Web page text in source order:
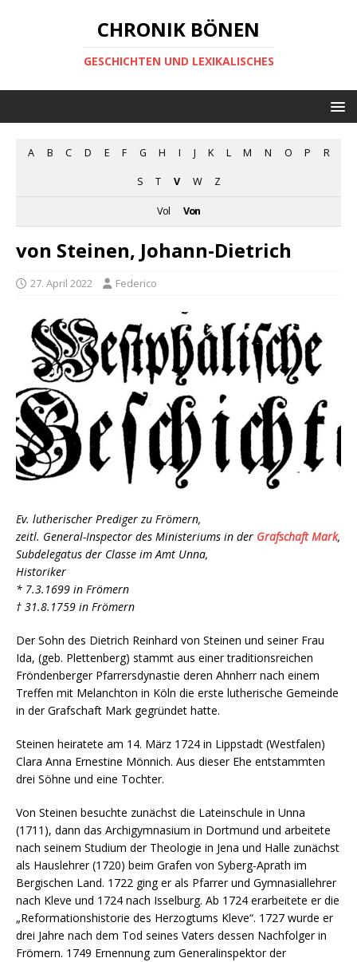
CHRONIK BÖNEN
GESCHICHTEN UND LEXIKALISCHES
A B C D E F G H I J K L M N O P R
S T V W Z
Vol Von
von Steinen, Johann-Dietrich
27. April 2022 Federico
Ev. lutherischer Prediger zu Frömern,
zeitl. General-Inspector des Ministeriums in der Grafschaft Mark,
Subdelegatus der Classe im Amt Unna,
Historiker
* 7.3.1699 in Frömern
† 31.8.1759 in Frömern
Der Sohn des Dietrich Reinhard von Steinen und seiner Frau
Ida, (geb. Plettenberg) stammt aus einer traditionsreichen
Fröndenberger Pfarrersdynastie deren Ahnherr nach einem
Treffen mit Melanchton in Köln die erste lutherische Gemeinde
in der Grafschaft Mark gegründet hatte.
Steinen heiratete am 14. März 1724 in Lippstadt (Westfalen)
Clara Anna Ernestine Mönnich. Aus dieser Ehe entstammten
drei Söhne und eine Tochter.
Von Steinen besuchte zunächst die Lateinschule in Unna
(1711), dann das Archigymnasium in Dortmund und arbeitete
nach seinem Studium der Theologie in Jena und Halle zunächst
als Hauslehrer (1720) beim Grafen von Syberg-Aprath im
Bergischen Land. 1722 ging er als Pfarrer und Gymnasiallehrer
nach Kleve und 1724 nach Isselburg. Ab 1724 erarbeitete er die
„Reformationshistorie des Herzogtums Kleve“. 1727 wurde er
drei Jahre nach dem Tod seines Vaters dessen Nachfolger in
Frömern. 1749 Ernennung zum Generalinspektor der